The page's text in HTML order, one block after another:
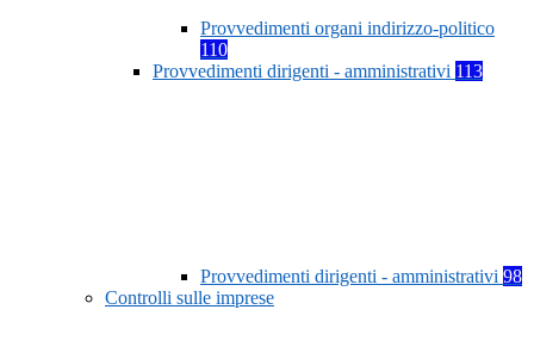
Provvedimenti organi indirizzo-politico
110
Provvedimenti dirigenti - amministrativi 113
Provvedimenti dirigenti - amministrativi 98
Controlli sulle imprese